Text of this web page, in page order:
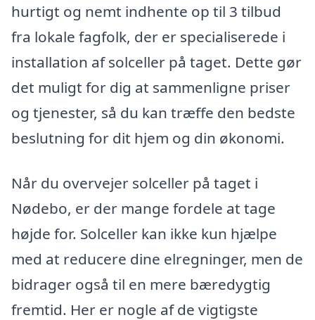
hurtigt og nemt indhente op til 3 tilbud
fra lokale fagfolk, der er specialiserede i
installation af solceller på taget. Dette gør
det muligt for dig at sammenligne priser
og tjenester, så du kan træffe den bedste
beslutning for dit hjem og din økonomi.
Når du overvejer solceller på taget i
Nødebo, er der mange fordele at tage
højde for. Solceller kan ikke kun hjælpe
med at reducere dine elregninger, men de
bidrager også til en mere bæredygtig
fremtid. Her er nogle af de vigtigste